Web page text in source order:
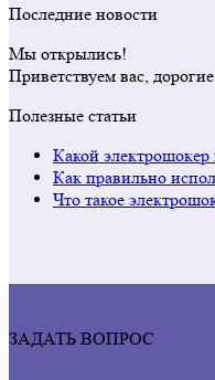
Последние новости
Мы открылись!
Приветствуем вас,
Полезные статьи
Какой электрошокер
Как правильно
Что такое
ЗАДАТЬ ВОПРОС